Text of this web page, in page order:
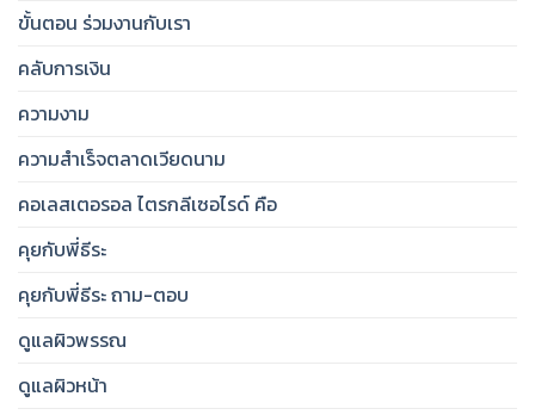
ขั้นตอน ร่วมงานกับเรา
คลับการเงิน
ความงาม
ความสำเร็จตลาดเวียดนาม
คอเลสเตอรอล ไตรกลีเซอไรด์ คือ
คุยกับพี่ธีระ
คุยกับพี่ธีระ ถาม-ตอบ
ดูแลผิวพรรณ
ดูแลผิวหน้า